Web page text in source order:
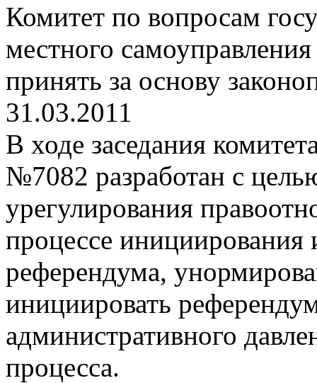
Комитет по вопросам
местного
принять за основу
31.03.2011
В ходе заседания
№7082 разработан с
урегулирования
процессе инициирования
референдума,
инициировать
административного
процесса.